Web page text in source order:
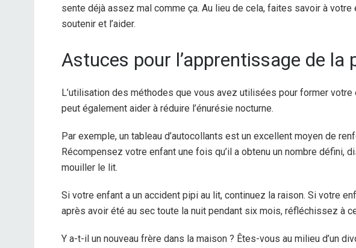
sente déjà assez mal comme ça. Au lieu de cela, faites savoir à
soutenir et l’aider.
Astuces pour l’apprentissage de la
L’utilisation des méthodes que vous avez utilisées pour former votre
peut également aider à réduire l’énurésie nocturne.
Par exemple, un tableau d’autocollants est un excellent moyen de
Récompensez votre enfant une fois qu’il a obtenu un nombre défini,
mouiller le lit.
Si votre enfant a un accident pipi au lit, continuez la raison. Si votre
après avoir été au sec toute la nuit pendant six mois, réfléchissez à
Y a-t-il un nouveau frère dans la maison ? Êtes-vous au milieu d’un